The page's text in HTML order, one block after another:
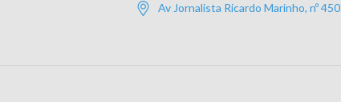
Av Jornalista Ricardo Marinho, nº 450